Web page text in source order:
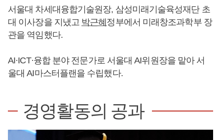
서울대 차세대융합기술원장, 삼성미래기술육성재단 초
대 이사장을 지냈고 박근혜 정부에서 미래창조과학부 장
관을 역임했다.
AI·ICT·융합 분야 전문가로 서울대 AI위원장을 맡아 서
울대 AI마스터플랜을 수립했다.
경영활동의 공과